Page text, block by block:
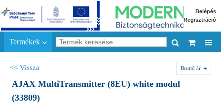
Belépés
Regisztráció
Termékek
<< Vissza Bruttó ár
AJAX MultiTransmitter (8EU) white modul
(33809)